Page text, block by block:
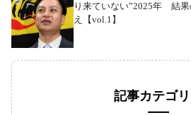
り来ていない”2025年 結
え【vol.1】
記事カテゴ